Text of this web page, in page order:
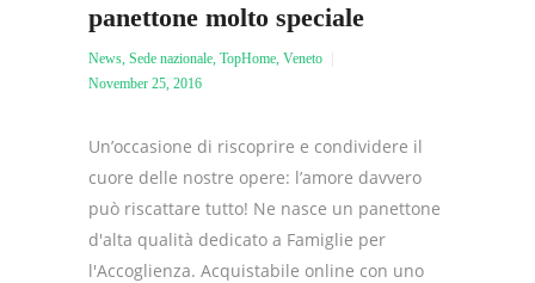
panettone molto speciale
News Sede nazionale TopHome Veneto
November 25, 2016
Un’occasione di riscoprire e condividere il
cuore delle nostre opere: l’amore davvero
può riscattare tutto! Ne nasce un panettone
d'alta qualità dedicato a Famiglie per
l'Accoglienza. Acquistabile online con uno